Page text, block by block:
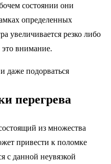
состоянии они
определенных
увеличивается резко либо
это внимание.
даже подорваться
перегрева
из множества
привести к поломке
с данной неувязкой